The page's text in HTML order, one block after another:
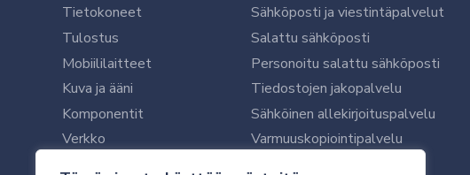
Tietokoneet
Tulostus
Mobiililaitteet
Kuva ja ääni
Komponentit
Verkko
Sähköposti ja viestintäpalvelut
Salattu sähköposti
Personoitu salattu sähköposti
Tiedostojen jakopalvelu
Sähköinen allekirjoituspalvelu
Varmuuskopiointipalvelu